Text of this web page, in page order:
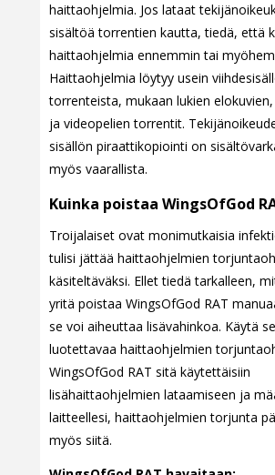
haittaohjelmia. Jos lataat
sisältöä torrentien kautta, tiedä, että
haittaohjelmia ennemmin tai
Haittaohjelmia löytyy usein
torrenteista, mukaan lukien
ja videopelien torrentit.
sisällön piraattikopiointi on
myös vaarallista.
Kuinka poistaa WingsOfGod
Troijalaiset ovat monimutkaisia
tulisi jättää haittaohjelmien
käsiteltäväksi. Ellet tiedä tarkalleen,
yritä poistaa WingsOfGod RAT
se voi aiheuttaa lisävahinkoa. Käytä
luotettavaa haittaohjelmien
WingsOfGod RAT sitä käytettäisiin
lisähaittaohjelmien lataamiseen ja
laitteellesi, haittaohjelmien torjunta
myös siitä.